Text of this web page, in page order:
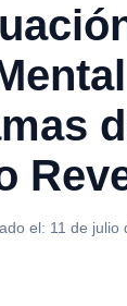
el: 11 de julio